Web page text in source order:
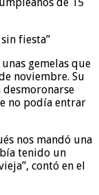
fiesta”
gemelas que
noviembre. Su
desmoronarse
no podía entrar
nos mandó una
tenido un
contó en el